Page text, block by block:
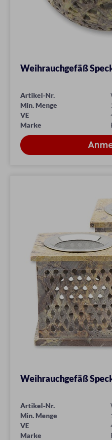
Weihrauchgefäß
Artikel-Nr.
Min. Menge
VE
Marke
Weihrauchgefäß
Artikel-Nr.
Min. Menge
VE
Marke